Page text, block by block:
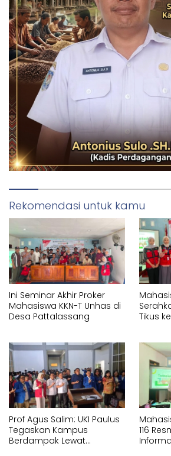
Rekomendasi untuk kamu
Ini Seminar Akhir Proker
Mahasiswa KKN-T Unhas di
Desa Pattalassang
Tikus
Prof Agus Salim: UKI Paulus
Tegaskan Kampus
Berdampak Lewat
116